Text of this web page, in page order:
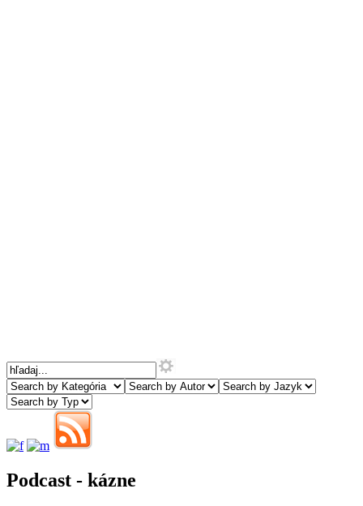
Podcast - kázne